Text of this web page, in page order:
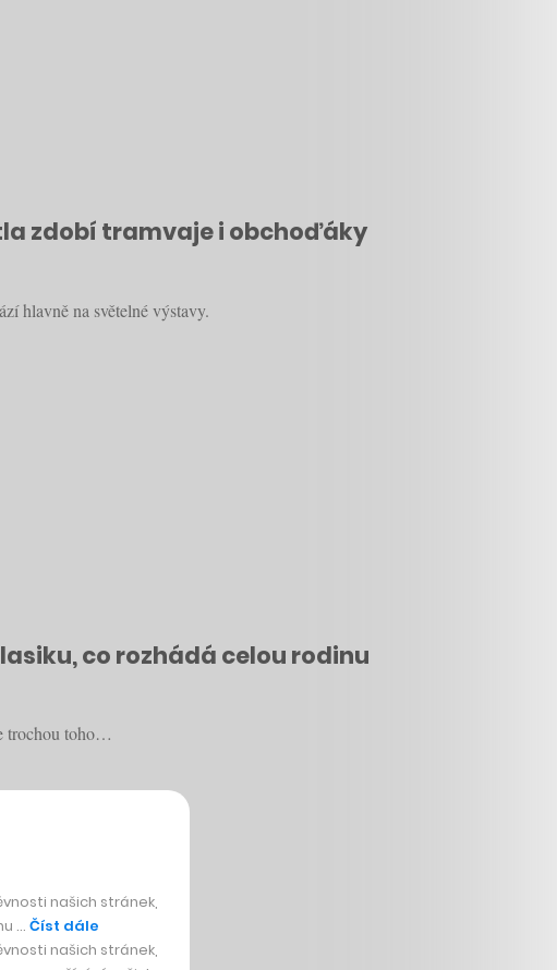
zdobí tramvaje i obchoďáky
hlavně na světelné výstavy.
co rozhádá celou rodinu
trochou toho…
našich stránek,
… Číst dále
našich stránek,